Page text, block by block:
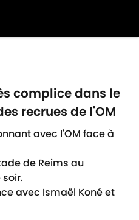
complice dans le
recrues de l'OM
avec l'OM face à
de Reims au
avec Ismaël Koné et